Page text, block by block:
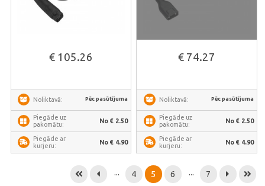
€ 105.26
Noliktavā: Pēc pasūtījuma
Piegāde uz
pakomātu:
No € 2.50
Piegāde ar
kurjeru:
No € 4.90
€ 74.27
Noliktavā: Pēc pasūtījuma
Piegāde uz
pakomātu:
No € 2.50
Piegāde ar
kurjeru:
No € 4.90
... 4 5 6 ... 7